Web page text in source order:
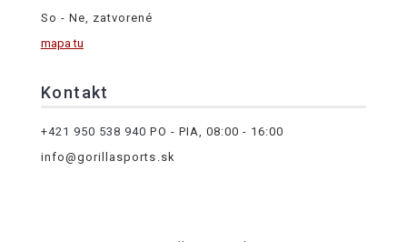
So - Ne, zatvorené
mapa tu
Kontakt
+421 950 538 940 PO - PIA, 08:00 - 16:00
info@gorillasports.sk